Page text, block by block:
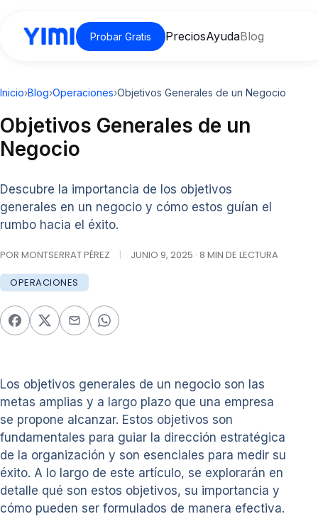
Probar Gratis PreciosAyudaBlog
Inicio›Blog›Operaciones›Objetivos Generales de un Negocio
Objetivos Generales de un
Negocio
Descubre la importancia de los objetivos
generales en un negocio y cómo estos guían el
rumbo hacia el éxito.
POR MONTSERRAT PÉREZ | JUNIO 9, 2025 · 8 MIN DE LECTURA
OPERACIONES
Los objetivos generales de un negocio son las
metas amplias y a largo plazo que una empresa
se propone alcanzar. Estos objetivos son
fundamentales para guiar la dirección estratégica
de la organización y son esenciales para medir su
éxito. A lo largo de este artículo, se explorarán en
detalle qué son estos objetivos, su importancia y
cómo pueden ser formulados de manera efectiva.